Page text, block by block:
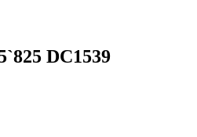
DC1539